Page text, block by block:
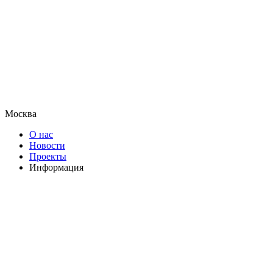
Москва
О нас
Новости
Проекты
Информация